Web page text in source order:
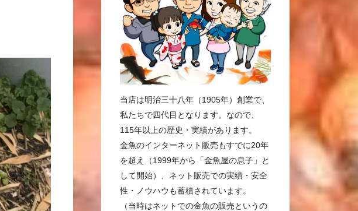
当店は明治三十八年（1905年）創業で、
私たちで四代目となります。なので、
115年以上の歴史・実績があります。
金魚のインターネット販売もすでに20年
を超え（1999年から「金魚屋の息子」と
して開始）、ネット販売での実績・安全
性・ノウハウも蓄積されています。
（当時はネットでの金魚の販売というの